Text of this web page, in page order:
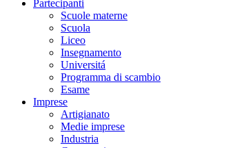
Partecipanti
Scuole materne
Scuola
Liceo
Insegnamento
Universitá
Programma di scambio
Esame
Imprese
Artigianato
Medie imprese
Industria